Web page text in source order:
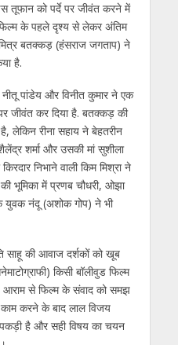
को पर्दे पर जीवंत करने में
के पहले दृश्य से लेकर अंतिम
बतक्कड़ (हंसराज जगताप) ने
है.
पांडेय और विनीत कुमार ने एक
पर जीवंत कर दिया है. बतक्कड़ की
लेकिन रीना सहाय ने बेहतरीन
शर्मा और उसकी मां सुशीला
निभाने वाली किम मिश्रा ने
भूमिका में प्रणब चौधरी, ओझा
युवक नंदू (अशोक गोप) ने भी
साहू की आवाज दर्शकों को खूब
किसी बॉलीवुड फिल्म
आराम से फिल्म के संवाद को समझ
करने के बाद लाल विजय
पकड़ी है और सही विषय का चयन